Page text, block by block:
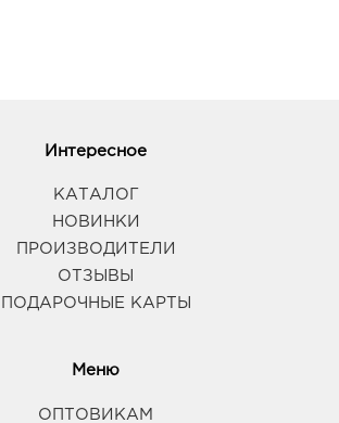
Интересное
КАТАЛОГ
НОВИНКИ
ПРОИЗВОДИТЕЛИ
ОТЗЫВЫ
ПОДАРОЧНЫЕ КАРТЫ
Меню
ОПТОВИКАМ